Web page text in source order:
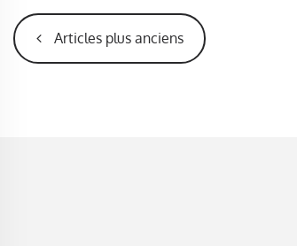
NAVIGATION DES
Articles plus anciens